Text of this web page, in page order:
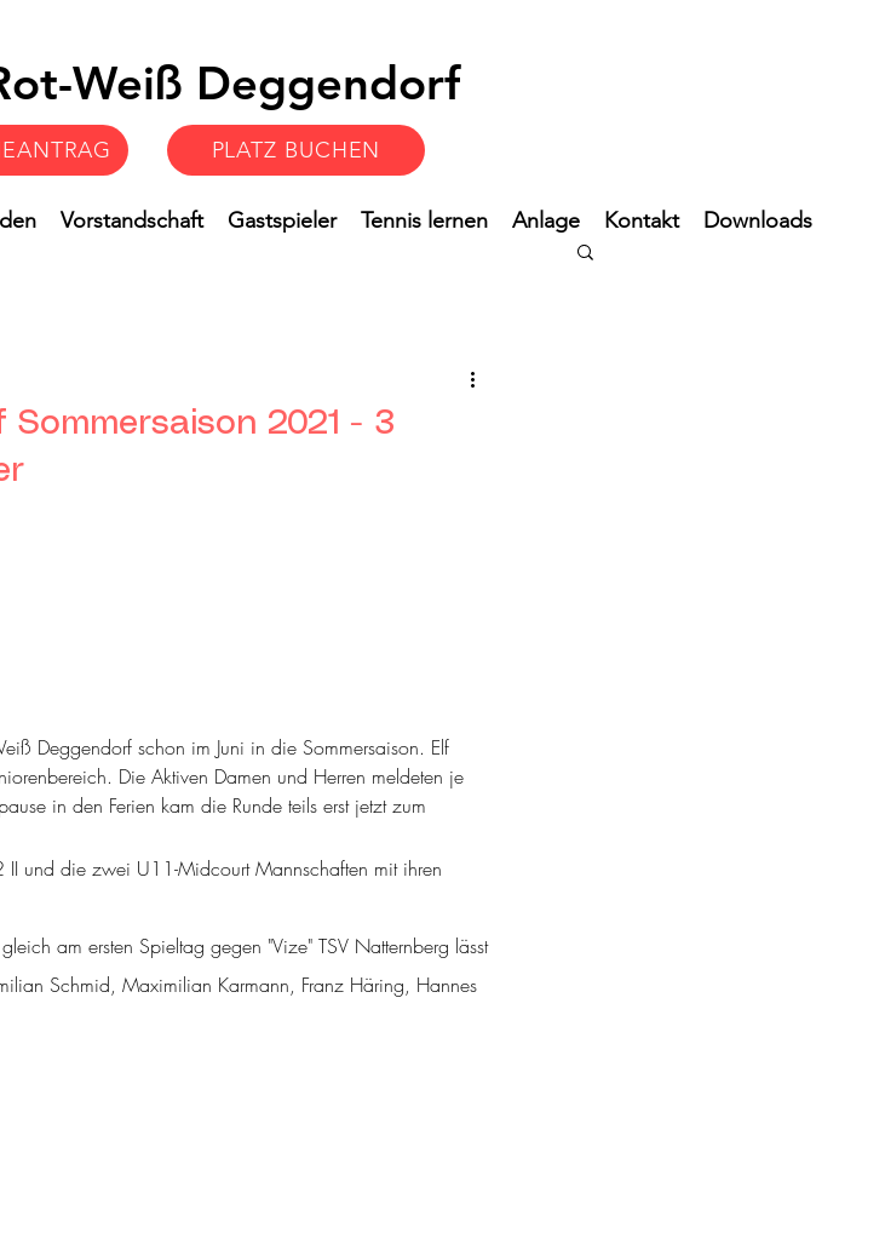
PLATZ BUCHEN
Vorstandschaft Gastspieler Tennis lernen Anlage Kontakt Downloads
Weiß Deggendorf
Sommersaison 2021 - 3
Deggendorf schon im Juni in die Sommersaison. Elf
Die Aktiven Damen und Herren meldeten je
in den Ferien kam die Runde teils erst jetzt zum
und die zwei U11-Midcourt Mannschaften mit ihren
am ersten Spieltag gegen "Vize" TSV Natternberg lässt
Schmid, Maximilian Karmann, Franz Häring, Hannes